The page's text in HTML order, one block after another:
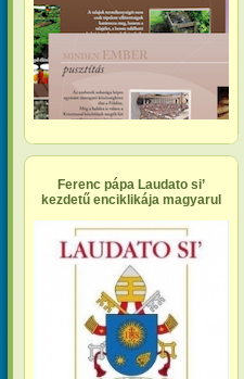
Ferenc pápa Laudato si’
kezdetű enciklikája magyarul